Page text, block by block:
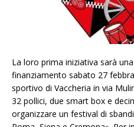
La loro prima iniziativa sarà
finanziamento sabato 27
sportivo di Vaccheria in via
32 pollici, due smart box e
organizzare un festival di